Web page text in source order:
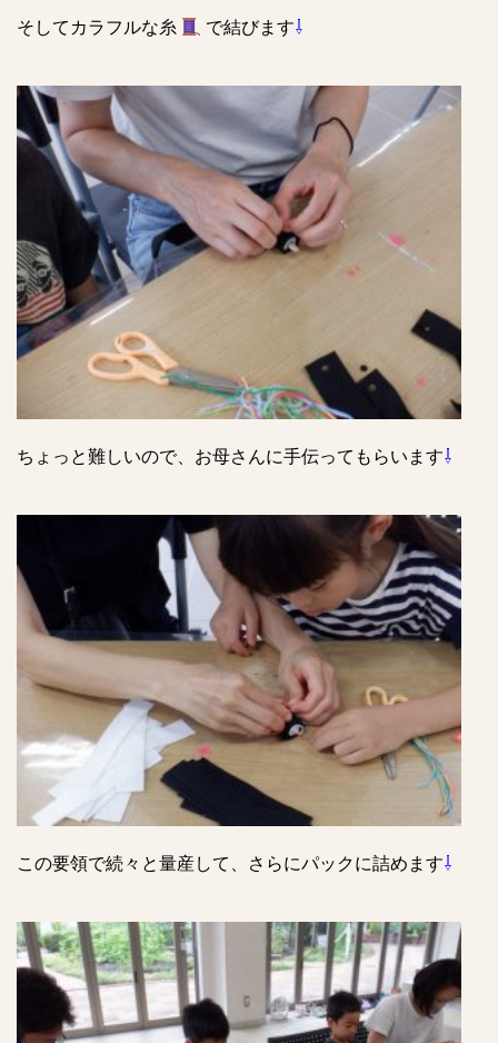
そしてカラフルな糸 で結びます⇩
ちょっと難しいので、お母さんに手伝ってもらいます⇩
この要領で続々と量産して、さらにパックに詰めます⇩